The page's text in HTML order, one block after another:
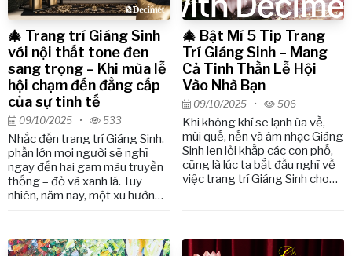
🎄 Trang trí Giáng Sinh
với nội thất tone đen
sang trọng – Khi mùa lễ
hội chạm đến đẳng cấp
của sự tinh tế
09/10/2025 • 533
Nhắc đến trang trí Giáng Sinh,
phần lớn mọi người sẽ nghĩ
ngay đến hai gam màu truyền
thống – đỏ và xanh lá. Tuy
nhiên, năm nay, một xu hướng
trang trí Giáng Sinh với nội thất
tone đen sang trọng.
🎄 Bật Mí 5 Tip Trang
Trí Giáng Sinh – Mang
Cả Tinh Thần Lễ Hội
Vào Nhà Bạn
09/10/2025• 506
Khi không khí se lạnh ùa về,
mùi quế, nến và âm nhạc Giáng
Sinh len lỏi khắp các con phố,
cũng là lúc ta bắt đầu nghĩ về
việc trang trí Giáng Sinh cho
cổ điển, chỉ cần một vài điểm
nhấn tinh tế, ngôi nhà của bạn